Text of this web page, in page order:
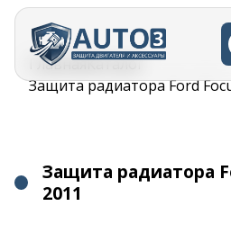
Перейти к
основному
содержанию
Строка
навигации
ГлавнаяКаталог
Защита радиатора Ford
Защита радиатора
2011